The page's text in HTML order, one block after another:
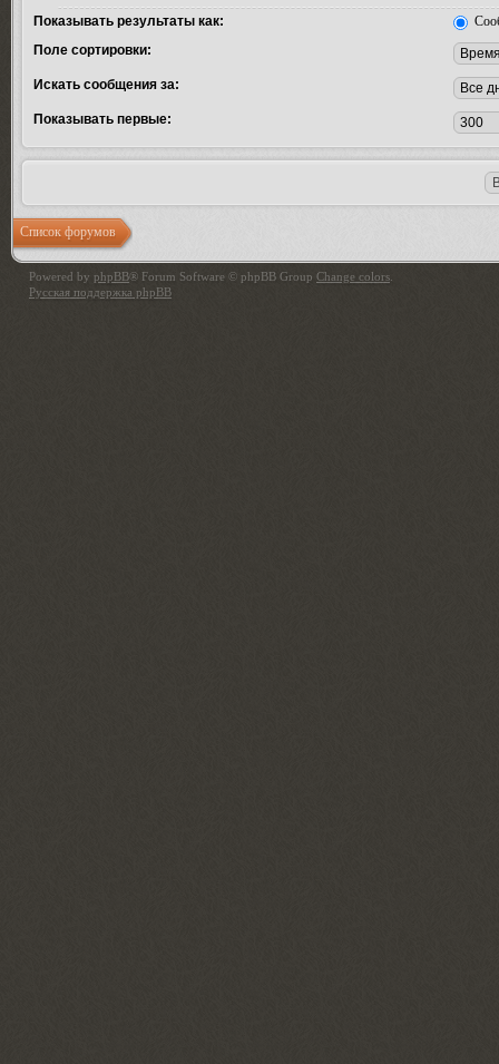
Показывать результаты как:
Поле сортировки:
Искать сообщения за:
Показывать первые:
Список форумов
Powered by phpBB® Forum Software © phpBB Group Change colors
Русская поддержка phpBB